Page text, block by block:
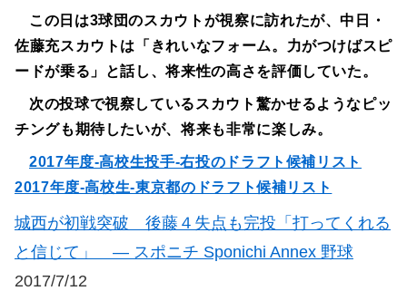
この日は3球団のスカウトが視察に訪れたが、中日・
佐藤充スカウトは「きれいなフォーム。力がつけばスピ
ードが乗る」と話し、将来性の高さを評価していた。
次の投球で視察しているスカウト驚かせるようなピッ
チングも期待したいが、将来も非常に楽しみ。
2017年度-高校生投手-右投のドラフト候補リスト
2017年度-高校生-東京都のドラフト候補リスト
城西が初戦突破 後藤４失点も完投「打ってくれる
と信じて」 ― スポニチ Sponichi Annex 野球
2017/7/12